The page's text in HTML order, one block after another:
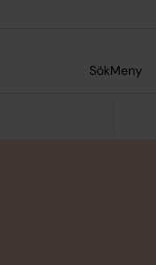
SökMeny